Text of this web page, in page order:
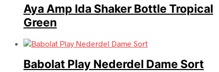
Aya Amp Ida Shaker Bottle Tropical
Green
Babolat Play Nederdel Dame Sort